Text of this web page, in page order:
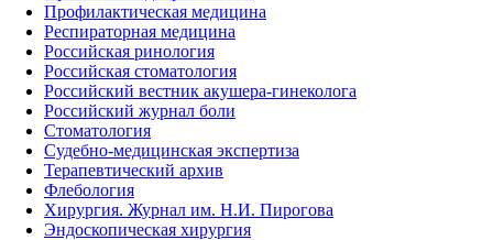
Профилактическая медицина
Респираторная медицина
Российская ринология
Российская стоматология
Российский вестник акушера-гинеколога
Российский журнал боли
Стоматология
Судебно-медицинская экспертиза
Терапевтический архив
Флебология
Хирургия. Журнал им. Н.И. Пирогова
Эндоскопическая хирургия